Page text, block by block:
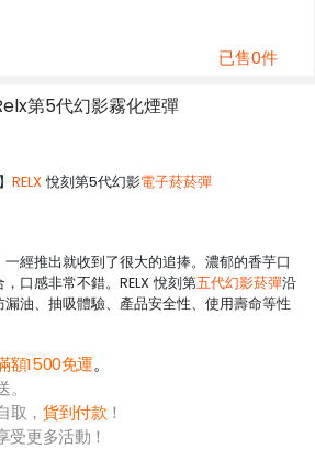
已售0件
第5代幻影霧化煙彈
RELX悅刻第5代幻影電子菸菸彈
經推出就收到了很大的追捧。濃郁的香芋口
口感非常不錯。RELX 悅刻第五代幻影菸彈沿
油、抽吸體驗、產品安全性、使用壽命等性
額1500免運。
取，貨到付款 ！
受更多活動！